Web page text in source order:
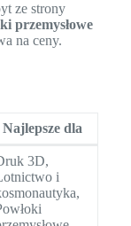
ze strony
przemysłowe
na ceny.
Najlepsze dla
3D,
i